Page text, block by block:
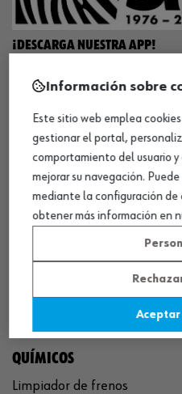
¡DESCARGA NUESTRA APP!
MÉTODOS DE PAGO
¡SÍGUENOS!
QUÍMICOS
Limpiador de frenos
Información sobre
Este sitio web emplea
gestionar el portal,
comportamiento del usuario
mejorar su navegación.
mediante la configuración de
obtener más información en
Aceptar